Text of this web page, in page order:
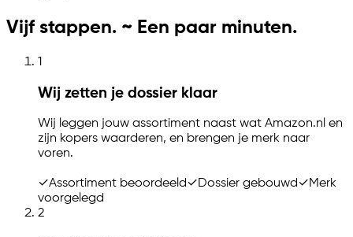
Vijf stappen. ~ Een paar minuten.
1
Wij zetten je dossier klaar
Wij leggen jouw assortiment naast wat Amazon.nl en
zijn kopers waarderen, en brengen je merk naar
voren.
✓Assortiment beoordeeld✓Dossier gebouwd✓Merk
voorgelegd
2